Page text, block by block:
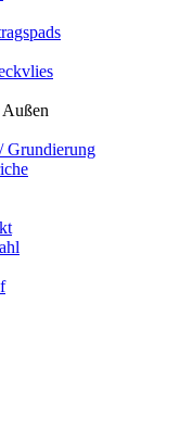
Grundierung